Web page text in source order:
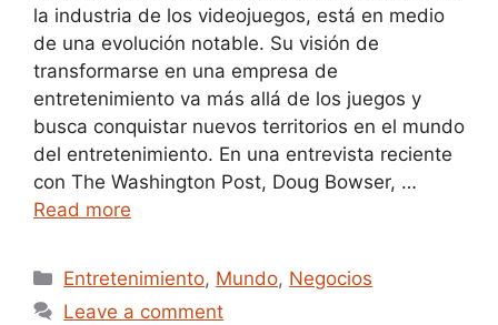
la industria de los videojuegos, está en medio
de una evolución notable. Su visión de
transformarse en una empresa de
entretenimiento va más allá de los juegos y
busca conquistar nuevos territorios en el mundo
del entretenimiento. En una entrevista reciente
con The Washington Post, Doug Bowser, …
Read more
Categories
Entretenimiento, Mundo, Negocios
Leave a comment